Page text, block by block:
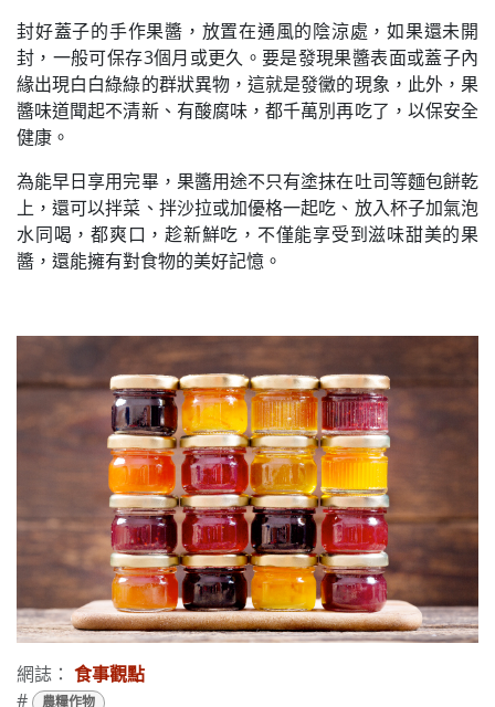
封好蓋子的手作果醬，放置在通風的陰涼處，如果還未開
封，一般可保存3個月或更久。要是發現果醬表面或蓋子內
緣出現白白綠綠的群狀異物，這就是發黴的現象，此外，果
醬味道聞起不清新、有酸腐味，都千萬別再吃了，以保安全
健康。
為能早日享用完畢，果醬用途不只有塗抹在吐司等麵包餅乾
上，還可以拌菜、拌沙拉或加優格一起吃、放入杯子加氣泡
水同喝，都爽口，趁新鮮吃，不僅能享受到滋味甜美的果
醬，還能擁有對食物的美好記憶。
網誌： 食事觀點
#
農糧作物